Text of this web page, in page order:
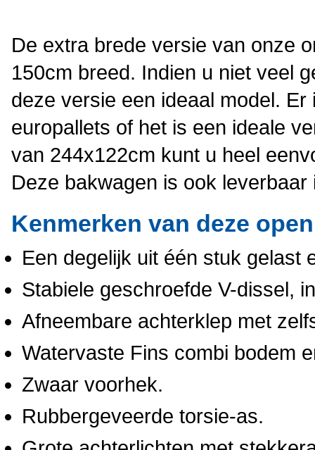
De extra brede versie van onze
150cm breed. Indien u niet veel
deze versie een ideaal model.
europallets of het is een ideale
van 244x122cm kunt u heel
Deze bakwagen is ook
Kenmerken van deze
Een degelijk uit één stuk gelast
Stabiele geschroefde V-dissel,
Afneembare achterklep met
Watervaste Fins combi bodem
Zwaar voorhek.
Rubbergeveerde torsie-as.